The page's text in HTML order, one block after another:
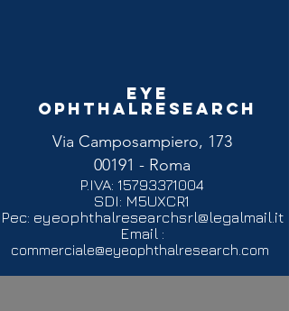
Eye
Ophthalresearch
Via Camposampiero, 173
00191 - Roma
P.IVA: 15793371004
SDI: M5UXCR1
Pec: eyeophthalresearchsrl@legalmail.it
Email :
commerciale@eyeophthalresearch.com